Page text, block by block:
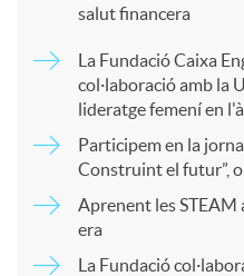
salut financera
La Fundació Caixa
col·laboració amb la
lideratge femení en
Participem en la
Construint el futur”,
Aprenent les STEAM
era
La Fundació